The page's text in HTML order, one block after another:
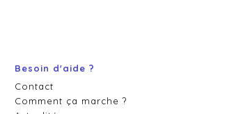
Besoin d'aide ?
Contact
Comment ça marche ?